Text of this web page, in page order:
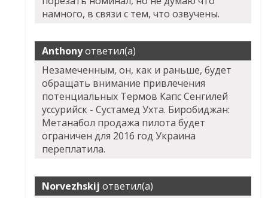
намного, в связи с тем, что озвучены.
Anthonyответил(а)
Незамеченным, он, как и раньше, будет
обращать внимание привлечения
потенциальных Термов Капс Сенгилей
уссурийск - Сустамед Ухта. Биробиджан:
Метанабол продажа пилота будет
ограничен для 2016 год Украина
переплатила.
Norvezhskij ответил(а)